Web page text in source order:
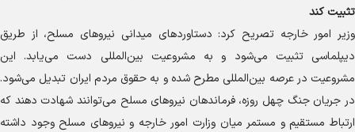
تثبیت کند
وزیر امور خارجه تصریح کرد: دستاورد‌های میدانی نیرو‌های مسلح، از طریق
دیپلماسی تثبیت می‌شود و به مشروعیت بین‌المللی دست می‌یابد. این
مشروعیت در عرصه بین‌المللی مطرح شده و به حقوق مردم ایران تبدیل می‌شود.
در جریان جنگ چهل روزه، فرماندهان نیرو‌های مسلح می‌توانند شهادت دهند که
ارتباط مستقیم و مستمر میان وزارت امور خارجه و نیرو‌های مسلح وجود داشته